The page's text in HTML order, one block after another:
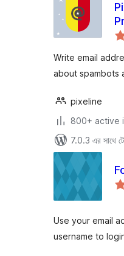
Write email
about spambots
pixeline
800+ active
7.0.3 এর সাথে
Use your email
username to